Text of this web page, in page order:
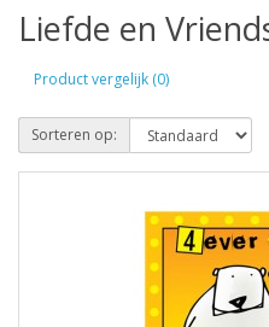
Liefde en
Product vergelijk (0)
Sorteren op: